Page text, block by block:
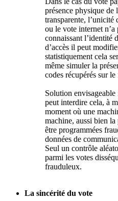
présence physique de
transparente, l’unicité
ou le vote internet n’a
connaissant l’identité
d’accès il peut
statistiquement cela
même simuler la
codes récupérés sur
Solution
peut interdire cela, à
moment où une
machine, aussi bien
être programmées
données de
Seul un contrôle
parmi les votes
frauduleux.
La sincérité du vote